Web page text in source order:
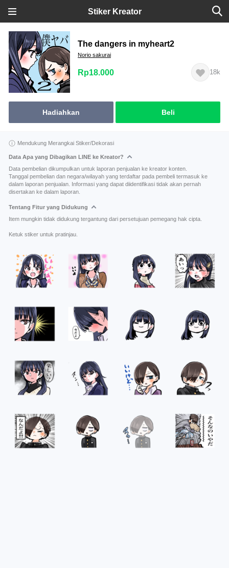
Stiker Kreator
The dangers in myheart2
Norio sakurai
Rp18.000 18k
Hadiahkan Beli
Mendukung Merangkai Stiker/Dekorasi
Data Apa yang Dibagikan LINE ke Kreator?
Data pembelian dikumpulkan untuk laporan penjualan ke kreator konten.
Tanggal pembelian dan negara/wilayah yang terdaftar pada pembeli termasuk ke
dalam laporan penjualan. Informasi yang dapat diidentifikasi tidak akan pernah
disertakan ke dalam laporan.
Tentang Fitur yang Didukung
Item mungkin tidak didukung tergantung dari persetujuan pemegang hak cipta.
Ketuk stiker untuk pratinjau.